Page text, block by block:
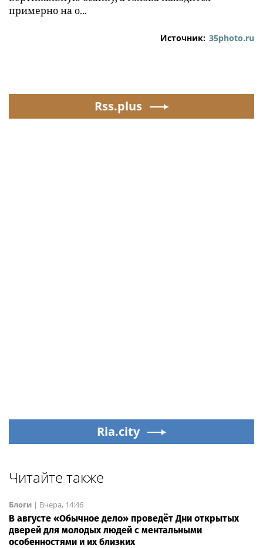
примерно на о...
Источник: 35photo.ru
Rss.plus
Ria.city
Читайте также
Блоги | Вчера, 14:46
В августе «Обычное дело» проведёт Дни открытых
дверей для молодых людей с ментальными
особенностями и их близких